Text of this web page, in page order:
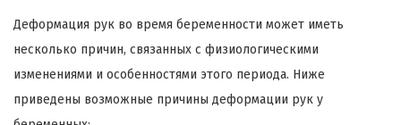
Деформация рук во время беременности может иметь
несколько причин, связанных с физиологическими
изменениями и особенностями этого периода. Ниже
приведены возможные причины деформации рук у